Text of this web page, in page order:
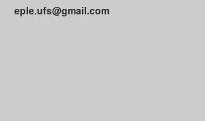
eple.ufs@gmail.com